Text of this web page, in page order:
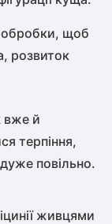
обробки, щоб
розвиток
вже й
терпіння,
повільно.
живцями